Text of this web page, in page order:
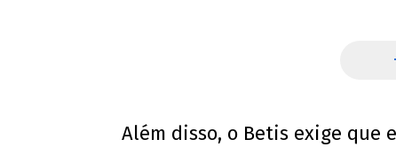
Além disso, o Betis exige que